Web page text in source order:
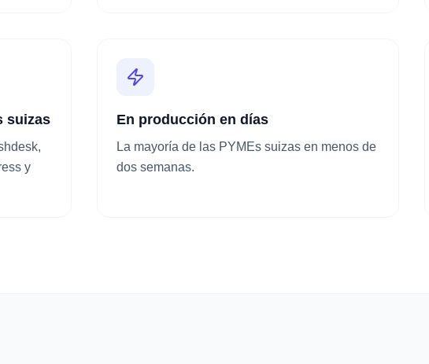
suizas
y
En producción en días
La mayoría de las PYMEs suizas en menos de
dos semanas.